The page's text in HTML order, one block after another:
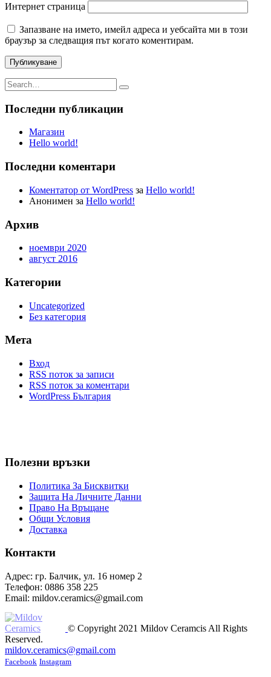
Интернет страница
Запазване на името, имейл адреса и уебсайта ми в този
браузър за следващия път когато коментирам.
Последни публикации
Магазин
Hello world!
Последни коментари
Коментатор от WordPress за Hello world!
Анонимен за Hello world!
Архив
ноември 2020
август 2016
Категории
Uncategorized
Без категория
Мета
Вход
RSS поток за записи
RSS поток за коментари
WordPress България
Полезни връзки
Политика За Бисквитки
Защита На Личните Данни
Право На Връщане
Общи Условия
Доставка
Контакти
Адрес: гр. Балчик, ул. 16 номер 2
Телефон: 0886 358 225
Email: mildov.ceramics@gmail.com
© Copyright 2021 Mildov Ceramcis All Rights
Reserved.
mildov.ceramics@gmail.com
Facebook Instagram